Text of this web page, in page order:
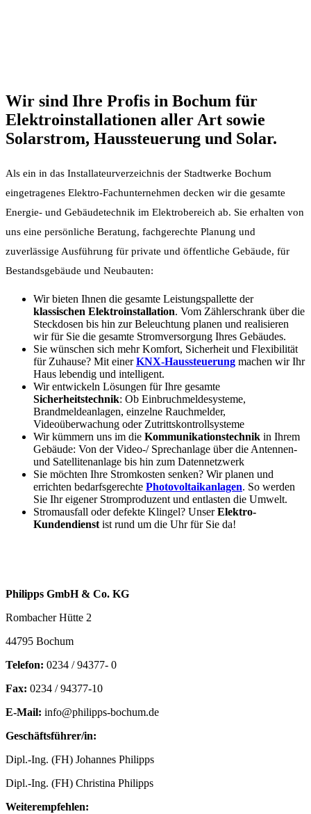
Wir sind Ihre Profis in Bochum für
Elektroinstallationen aller Art sowie
Solarstrom, Haussteuerung und Solar.
Als ein in das Installateurverzeichnis der Stadtwerke Bochum
eingetragenes Elektro-Fachunternehmen decken wir die gesamte
Energie- und Gebäudetechnik im Elektrobereich ab. Sie erhalten von
uns eine persönliche Beratung, fachgerechte Planung und
zuverlässige Ausführung für private und öffentliche Gebäude, für
Bestandsgebäude und Neubauten:
Wir bieten Ihnen die gesamte Leistungspallette der
klassischen Elektroinstallation. Vom Zählerschrank über die
Steckdosen bis hin zur Beleuchtung planen und realisieren
wir für Sie die gesamte Stromversorgung Ihres Gebäudes.
Sie wünschen sich mehr Komfort, Sicherheit und Flexibilität
für Zuhause? Mit einerKNX-Haussteuerung machen wir Ihr
Haus lebendig und intelligent.
Wir entwickeln Lösungen für Ihre gesamte
Sicherheitstechnik: Ob Einbruchmeldesysteme,
Brandmeldeanlagen, einzelne Rauchmelder,
Videoüberwachung oder Zutrittskontrollsysteme
Wir kümmern uns im die Kommunikationstechnik in Ihrem
Gebäude: Von der Video-/ Sprechanlage über die Antennen-
und Satellitenanlage bis hin zum Datennetzwerk
Sie möchten Ihre Stromkosten senken? Wir planen und
errichten bedarfsgerechte Photovoltaikanlagen. So werden
Sie Ihr eigener Stromproduzent und entlasten die Umwelt.
Stromausfall oder defekte Klingel? UnserElektro-
Kundendienst ist rund um die Uhr für Sie da!
Philipps GmbH & Co. KG
Rombacher Hütte 2
44795 Bochum
Telefon: 0234 / 94377- 0
Fax: 0234 / 94377-10
E-Mail: info@philipps-bochum.de
Geschäftsführer/in:
Dipl.-Ing. (FH) Johannes Philipps
Dipl.-Ing. (FH) Christina Philipps
Weiterempfehlen: